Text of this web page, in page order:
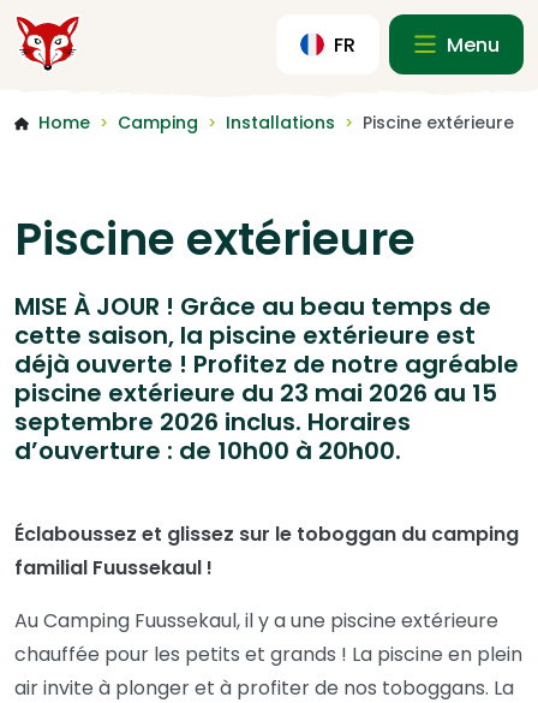
FR Menu
Home > Camping > Installations > Piscine extérieure
Piscine extérieure
MISE À JOUR ! Grâce au beau temps de
cette saison, la piscine extérieure est
déjà ouverte ! Profitez de notre agréable
piscine extérieure du 23 mai 2026 au 15
septembre 2026 inclus. Horaires
d’ouverture : de 10h00 à 20h00.
Éclaboussez et glissez sur le toboggan du camping
familial Fuussekaul !
Au Camping Fuussekaul, il y a une piscine extérieure
chauffée pour les petits et grands ! La piscine en plein
air invite à plonger et à profiter de nos toboggans. La